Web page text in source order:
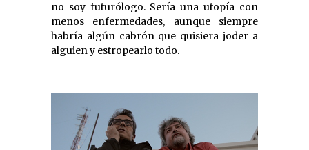
no soy futurólogo. Sería una utopía con
menos enfermedades, aunque siempre
habría algún cabrón que quisiera joder a
alguien y estropearlo todo.